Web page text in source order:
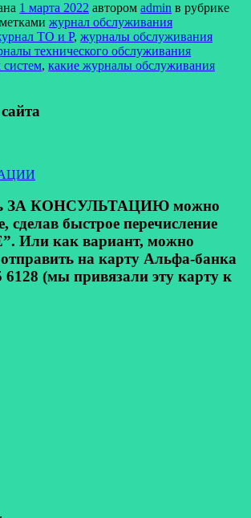
1 марта 2022 автором admin в рубрике
журнал обслуживания
ТО и Р, журналы обслуживания
технического обслуживания
, какие журналы обслуживания
ЗА КОНСУЛЬТАЦИЮ можно
сделав быстрое перечисление
Или как вариант, можно
на карту Альфа-банка
6128 (мы привязали эту карту к